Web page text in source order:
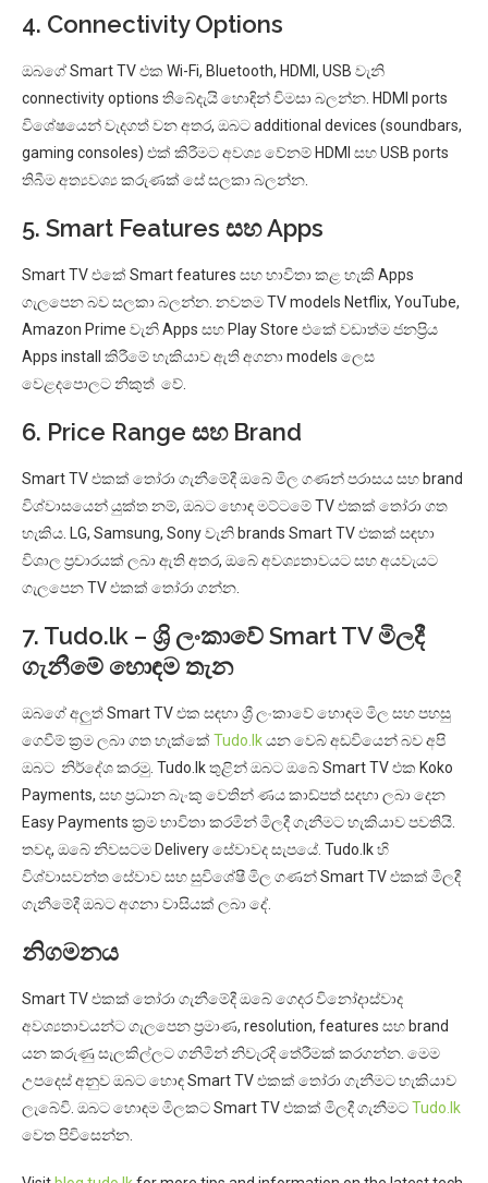
4. Connectivity Options
ඔබගේ Smart TV එක Wi-Fi, Bluetooth, HDMI, USB වැනි
connectivity options තිබේදැයි හොඳින් විමසා බලන්න. HDMI ports
විශේෂයෙන් වැදගත් වන අතර, ඔබට additional devices (soundbars,
gaming consoles) එක් කිරීමට අවශ්‍ය වේනම් HDMI සහ USB ports
තිබීම අත්‍යවශ්‍ය කරුණක් සේ සලකා බලන්න.
5. Smart Features සහ Apps
Smart TV එකේ Smart features සහ භාවිතා කළ හැකි Apps
ගැලපෙන බව සලකා බලන්න. නවතම TV models Netflix, YouTube,
Amazon Prime වැනි Apps සහ Play Store එකේ වඩාත්ම ජනප්‍රිය
Apps install කිරීමේ හැකියාව ඇති අගනා models ලෙස
වෙළදපොලට නිකුත් වේ.
6. Price Range සහ Brand
Smart TV එකක් තෝරා ගැනීමේදී ඔබේ මිල ගණන් පරාසය සහ brand
විශ්වාසයෙන් යුක්ත නම්, ඔබට හොඳ මට්ටමේ TV එකක් තෝරා ගත
හැකිය. LG, Samsung, Sony වැනි brands Smart TV එකක් සඳහා
විශාල ප්‍රචාරයක් ලබා ඇති අතර, ඔබේ අවශ්‍යතාවයට සහ අයවැයට
ගැලපෙන TV එකක් තෝරා ගන්න.
7. Tudo.lk – ශ්‍රි ලංකාවේ Smart TV මිලදී
ගැනීමේ හොඳම තැන
ඔබගේ අලුත් Smart TV එක සඳහා ශ්‍රී ලංකාවේ හොඳම මිල සහ පහසු
ගෙවීම් ක්‍රම ලබා ගත හැක්කේ Tudo.lkයන වෙබ් අඩවියෙන් බව අපි
ඔබට නිර්දේශ කරමු. Tudo.lk තුළින් ඔබට ඔබේ Smart TV එක Koko
Payments, සහ ප්‍රධාන බැංකු වෙතින් ණය කාඩ්පත් සදහා ලබා දෙන
Easy Payments ක්‍රම භාවිතා කරමින් මිලදී ගැනීමට හැකියාව පවතියි.
තවද, ඔබේ නිවසටම Delivery සේවාවද සැපයේ. Tudo.lk හි
විශ්වාසවන්ත සේවාව සහ සුවිශේෂී මිල ගණන් Smart TV එකක් මිලදී
ගැනීමේදී ඔබට අගනා වාසියක් ලබා දේ.
නිගමනය
Smart TV එකක් තෝරා ගැනීමේදී ඔබේ ගෙදර විනෝදාස්වාද
අවශ්‍යතාවයන්ට ගැලපෙන ප්‍රමාණ, resolution, features සහ brand
යන කරුණු සැලකිල්ලට ගනිමින් නිවැරදි තේරීමක් කරගන්න. මෙම
උපදෙස් අනුව ඔබට හොඳ Smart TV එකක් තෝරා ගැනීමට හැකියාව
ලැබේවි. ඔබට හොඳම මිලකට Smart TV එකක් මිලදී ගැනීමටTudo.lk
වෙත පිවිසෙන්න.